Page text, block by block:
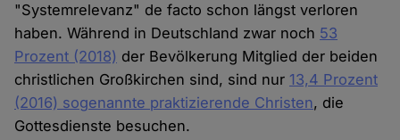
"Systemrelevanz" de facto schon längst verloren
haben. Während in Deutschland zwar noch 53
Prozent (2018) der Bevölkerung Mitglied der beiden
christlichen Großkirchen sind, sind nur 13,4 Prozent
(2016) sogenannte praktizierende Christen, die
Gottesdienste besuchen.